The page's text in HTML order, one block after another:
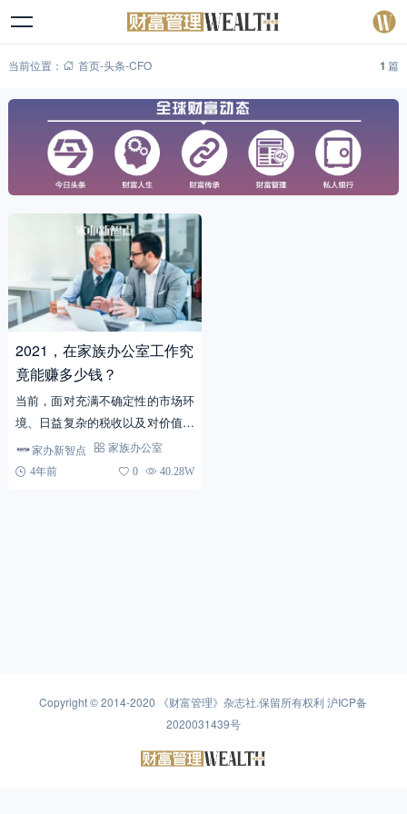
当前位置： 首页-头条-CFO 1 篇
2021，在家族办公室工作究
竟能赚多少钱？
当前，面对充满不确定性的市场环
境、日益复杂的税收以及对价值导
向型投资的关注，对单一家族办公
室（简称“单一家办”）而言，筹建
家办新智点
家族办公室
4年前
0 40.28W
Copyright © 2014-2020 《财富管理》杂志社.保留所有权利沪ICP备
2020031439号